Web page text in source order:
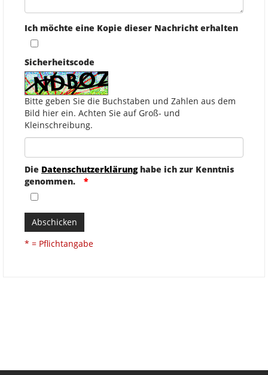
Ich möchte eine Kopie dieser Nachricht erhalten
Sicherheitscode
Bitte geben Sie die Buchstaben und Zahlen aus dem
Bild hier ein. Achten Sie auf Groß- und
Kleinschreibung.
Die Datenschutzerklärunghabe ich zur Kenntnis
genommen.
Abschicken
* = Pflichtangabe